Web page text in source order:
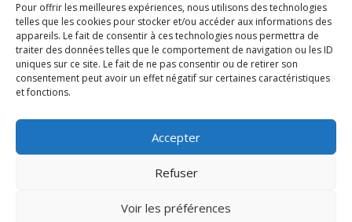
Pour offrir les meilleures expériences, nous utilisons des technologies
telles que les cookies pour stocker et/ou accéder aux informations des
appareils. Le fait de consentir à ces technologies nous permettra de
traiter des données telles que le comportement de navigation ou les ID
uniques sur ce site. Le fait de ne pas consentir ou de retirer son
consentement peut avoir un effet négatif sur certaines caractéristiques
et fonctions.
Accepter
Refuser
Voir les préférences
Newsletter & Presse
Partenaires
Tarifs
Espace Client
121DigitalGroup |